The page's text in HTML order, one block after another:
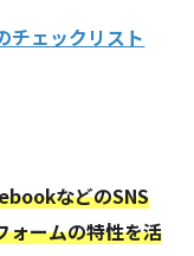
チェックリスト
などのSNS
ォームの特性を活